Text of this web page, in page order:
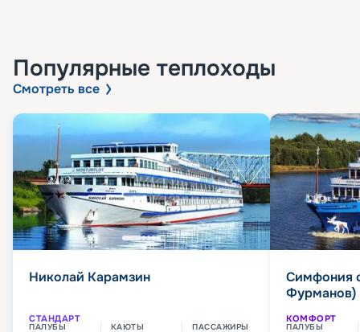
Популярные теплоходы
Смотреть все
Николай Карамзин
СТАНДАРТ
ПАЛУБЫ КАЮТЫ ПАССАЖИРЫ
Симфония
Фурманов)
КОМФОРТ
ПАЛУБЫ